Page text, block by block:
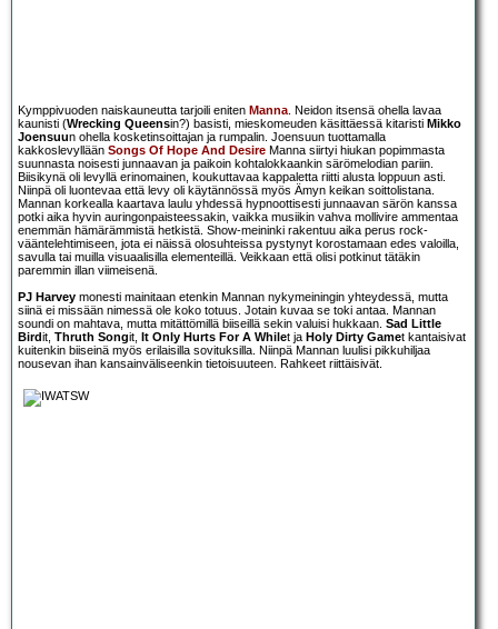
Kymppivuoden naiskauneutta tarjoili eniten Manna. Neidon itsensä ohella lavaa
kaunisti (Wrecking Queensin?) basisti, mieskomeuden käsittäessä kitaristi Mikko
Joensuun ohella kosketinsoittajan ja rumpalin. Joensuun tuottamalla
kakkoslevyllään Songs Of Hope And Desire Manna siirtyi hiukan popimmasta
suunnasta noisesti junnaavan ja paikoin kohtalokkaankin särömelodian pariin.
Biisikynä oli levyllä erinomainen, koukuttavaa kappaletta riitti alusta loppuun asti.
Niinpä oli luontevaa että levy oli käytännössä myös Ämyn keikan soittolistana.
Mannan korkealla kaartava laulu yhdessä hypnoottisesti junnaavan särön kanssa
potki aika hyvin auringonpaisteessakin, vaikka musiikin vahva mollivire ammentaa
enemmän hämärämmistä hetkistä. Show-meininki rakentuu aika perus rock-
vääntelehtimiseen, jota ei näissä olosuhteissa pystynyt korostamaan edes valoilla,
savulla tai muilla visuaalisilla elementeillä. Veikkaan että olisi potkinut tätäkin
paremmin illan viimeisenä.
PJ Harvey monesti mainitaan etenkin Mannan nykymeiningin yhteydessä, mutta
siinä ei missään nimessä ole koko totuus. Jotain kuvaa se toki antaa. Mannan
soundi on mahtava, mutta mitättömillä biiseillä sekin valuisi hukkaan. Sad Little
Birdit, Thruth Songit, It Only Hurts For A Whilet ja Holy Dirty Gamet kantaisivat
kuitenkin biiseinä myös erilaisilla sovituksilla. Niinpä Mannan luulisi pikkuhiljaa
nousevan ihan kansainväliseenkin tietoisuuteen. Rahkeet riittäisivät.